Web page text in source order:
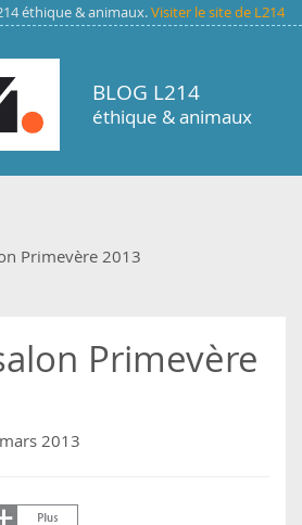
éthique & animaux.Visiter le site de L214
BLOG L214
éthique & animaux
Primevère 2013
Primevère
2013